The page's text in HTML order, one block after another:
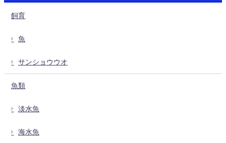
飼育
魚
サンショウウオ
魚類
淡水魚
海水魚